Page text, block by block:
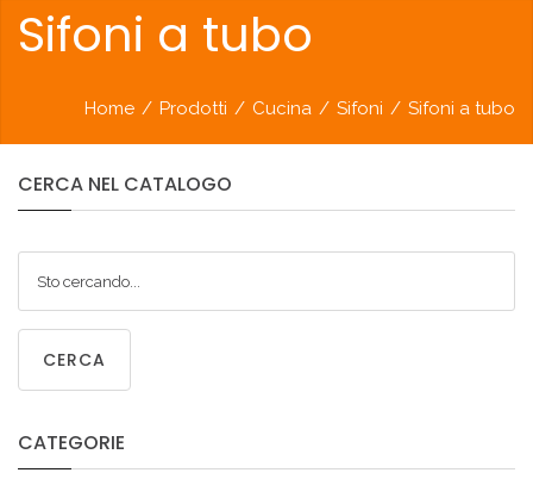
Sifoni a tubo
Home / Prodotti / Cucina / Sifoni / Sifoni a tubo
CERCA NEL CATALOGO
CERCA
CATEGORIE